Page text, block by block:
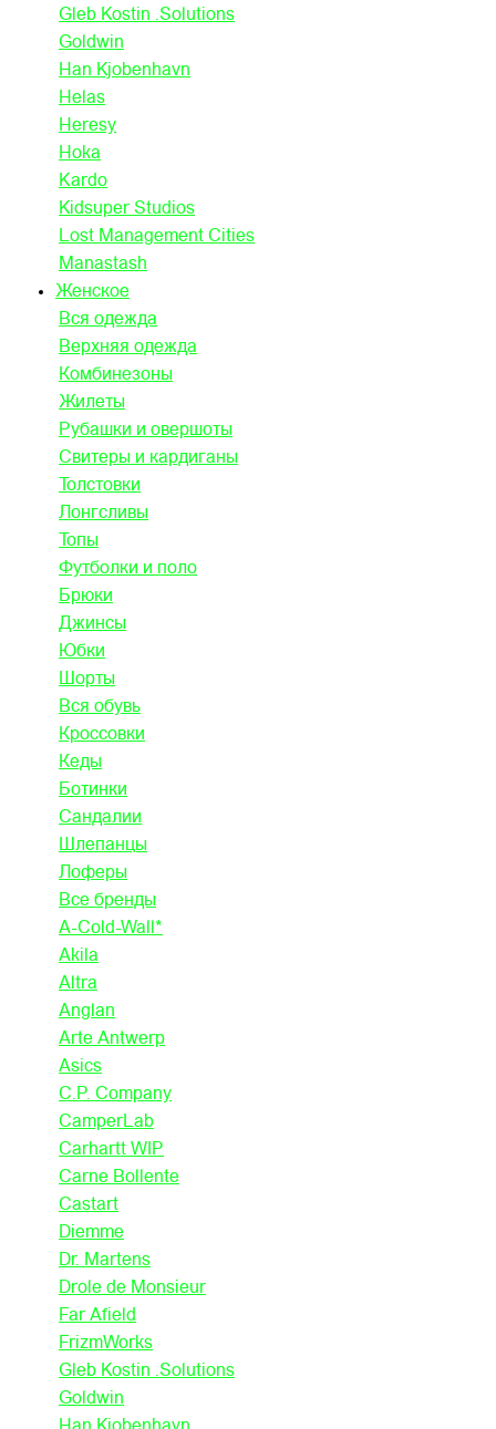
Gleb Kostin .Solutions
Goldwin
Han Kjobenhavn
Helas
Heresy
Hoka
Kardo
Kidsuper Studios
Lost Management Cities
Manastash
Женское
Вся одежда
Верхняя одежда
Комбинезоны
Жилеты
Рубашки и овершоты
Свитеры и кардиганы
Толстовки
Лонгсливы
Топы
Футболки и поло
Брюки
Джинсы
Юбки
Шорты
Вся обувь
Кроссовки
Кеды
Ботинки
Сандалии
Шлепанцы
Лоферы
Все бренды
A-Cold-Wall*
Akila
Altra
Anglan
Arte Antwerp
Asics
C.P. Company
CamperLab
Carhartt WIP
Carne Bollente
Castart
Diemme
Dr. Martens
Drole de Monsieur
Far Afield
FrizmWorks
Gleb Kostin .Solutions
Goldwin